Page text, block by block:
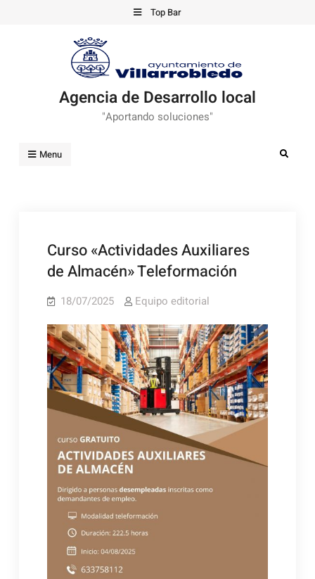
Top Bar
Agencia de Desarrollo local
"Aportando soluciones"
Menu Search
Curso «Actividades Auxiliares
de Almacén» Teleformación
18/07/2025 Equipo editorial